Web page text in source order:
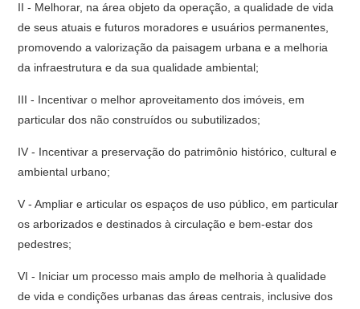
II - Melhorar, na área objeto da operação, a qualidade de vida
de seus atuais e futuros moradores e usuários permanentes,
promovendo a valorização da paisagem urbana e a melhoria
da infraestrutura e da sua qualidade ambiental;
III - Incentivar o melhor aproveitamento dos imóveis, em
particular dos não construídos ou subutilizados;
IV - Incentivar a preservação do patrimônio histórico, cultural e
ambiental urbano;
V - Ampliar e articular os espaços de uso público, em particular
os arborizados e destinados à circulação e bem-estar dos
pedestres;
VI - Iniciar um processo mais amplo de melhoria à qualidade
de vida e condições urbanas das áreas centrais, inclusive dos